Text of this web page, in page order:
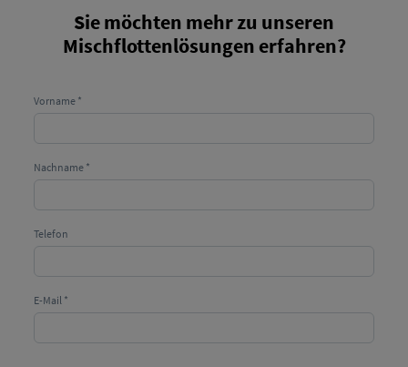
Sie möchten mehr zu unseren
Mischflottenlösungen erfahren?